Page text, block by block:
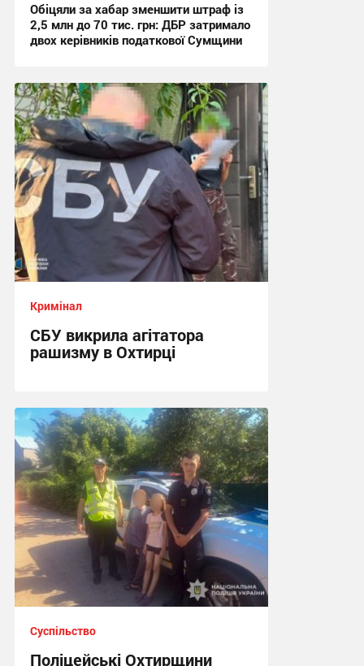
Обіцяли за хабар зменшити штраф із
2,5 млн до 70 тис. грн: ДБР затримало
двох керівників податкової Сумщини
17:42 вчора
Кримінал
СБУ викрила агітатора
рашизму в Охтирці
13:34 вчора
Суспільство
Поліцейські Охтирщини